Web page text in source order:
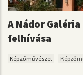
A Nádor
felhívása
Képzőművészet